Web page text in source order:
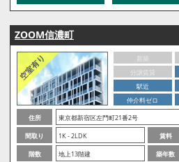
ZOOM信濃町
新築
分譲賃貸
駅近
仲介料ゼロ
住所
東京都新宿区左門町21番2号
間取り
1K - 2LDK 賃料
階数
地上13階建 築年数